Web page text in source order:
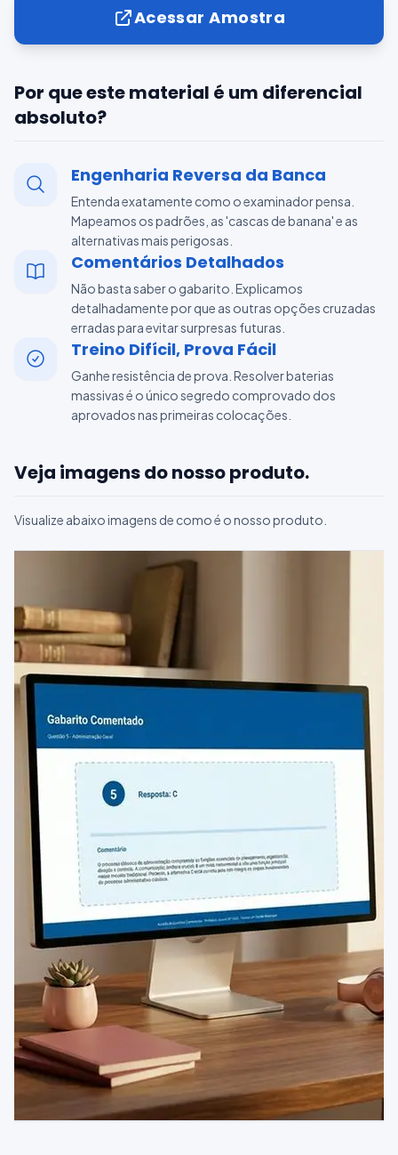
Acessar Amostra
Por que este material é um diferencial
absoluto?
Engenharia Reversa da Banca
Entenda exatamente como o examinador pensa.
Mapeamos os padrões, as 'cascas de banana' e as
alternativas mais perigosas.
Comentários Detalhados
Não basta saber o gabarito. Explicamos
detalhadamente por que as outras opções cruzadas
erradas para evitar surpresas futuras.
Treino Difícil, Prova Fácil
Ganhe resistência de prova. Resolver baterias
massivas é o único segredo comprovado dos
aprovados nas primeiras colocações.
Veja imagens do nosso produto.
Visualize abaixo imagens de como é o nosso produto.